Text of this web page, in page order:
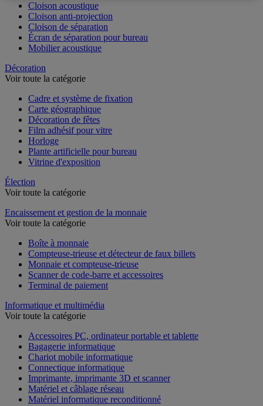
Cloison acoustique
Cloison anti-projection
Cloison de séparation
Écran de séparation pour bureau
Mobilier acoustique
Décoration
Voir toute la catégorie
Cadre et système de fixation
Carte géographique
Décoration de fêtes
Film adhésif pour vitre
Horloge
Plante artificielle pour bureau
Vitrine d'exposition
Élection
Voir toute la catégorie
Encaissement et gestion de la monnaie
Voir toute la catégorie
Boîte à monnaie
Compteuse-trieuse et détecteur de faux billets
Monnaie et compteuse-trieuse
Scanner de code-barre et accessoires
Terminal de paiement
Informatique et multimédia
Voir toute la catégorie
Accessoires PC, ordinateur portable et tablette
Bagagerie informatique
Chariot mobile informatique
Connectique informatique
Imprimante, imprimante 3D et scanner
Matériel et câblage réseau
Matériel informatique reconditionné